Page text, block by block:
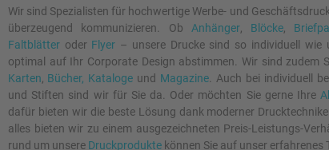
Wir sind Spezialisten für hochwertige Werbe- und
überzeugend kommunizieren. Ob Anhänger Blöcke
Faltblätter oder Flyer – unsere Drucke sind so individuell wie
optimal auf Ihr Corporate Design abstimmen. Wir sind zudem
Karten Bücher, Kataloge und Magazine . Auch bei individuell
und Stiften sind wir für Sie da. Oder möchten Sie gerne Ihre
dafür bieten wir die beste Lösung dank moderner
alles bieten wir zu einem ausgezeichneten Preis-Leistungs-
rund um unsere Druckprodukte können Sie auf unser erfahrenes